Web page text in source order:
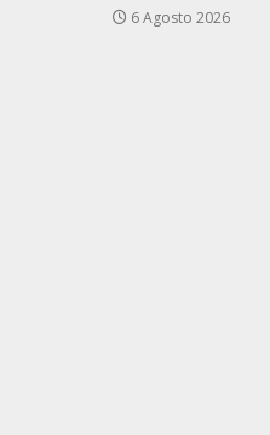
6 Agosto 2026